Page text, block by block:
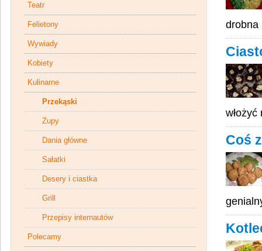
drobna
Coś
Teatr
Felietony
Wywiady
Kobiety
Kulinarne
Przekąski
Zupy
Dania główne
Sałatki
Desery i ciastka
Grill
Przepisy internautów
Polecamy